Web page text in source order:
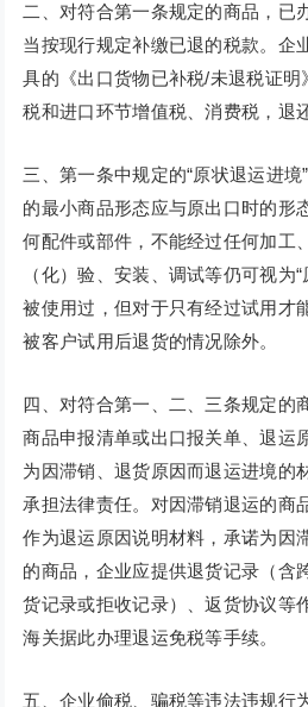
二、对符合第一条规定的商品，已
当按现行规定补缴已退的税款。企
具的《出口货物已补税/未退税证明
税和进口环节增值税、消费税，退
三、第一条中规定的“原状退运进
的最小商品形态应与原出口时的形
何配件或部件，不能经过任何加工
（化）验、安装、调试等仍可视为
被使用过，但对于只有经过试用才
被客户试用后退货的情况除外。
四、对符合第一、二、三条规定的
商品申报清单或出口报关单、退运
为因滞销、退货原因而退运进境的
承担法律责任。对因滞销退运的商
作为退运原因说明材料，承诺为因
的商品，企业应提供退货记录（含
货记录或拒收记录）、返货协议等
海关据此办理退运免税等手续。
五、企业偷税、骗税等违法违规行